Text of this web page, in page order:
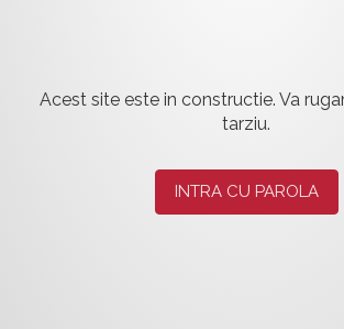
Acest site este in constructie. Va
tarziu.
INTRA CU PAROLA